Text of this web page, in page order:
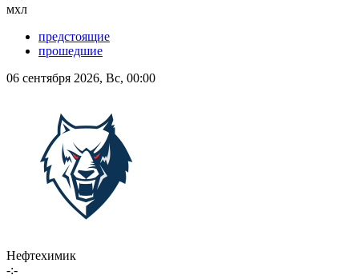
мхл
предстоящие
прошедшие
06 сентября 2026, Вс, 00:00
Нефтехимик
-:-